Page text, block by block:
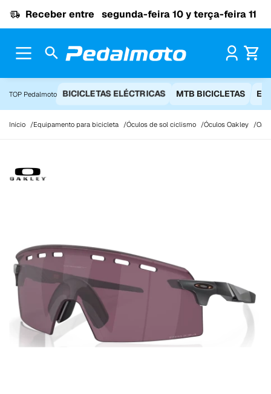
Receber entre segunda-feira 10 y terça-feira 11
TOP Pedalmoto BICICLETAS ELÉCTRICAS MTB BICICLETAS
Início Equipamento para bicicleta Óculos de sol ciclismo Óculos Oakley